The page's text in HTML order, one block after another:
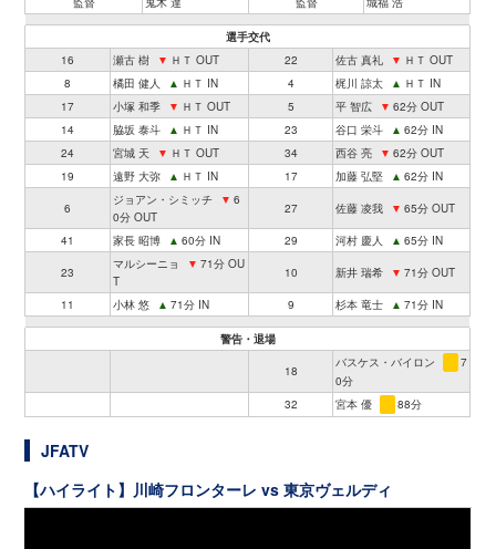
選手交代
16
瀬古 樹 ▼ ＨＴ OUT 22 佐古 真礼 ▼ ＨＴ OUT
8
橘田 健人 ▲ ＨＴ IN 4 梶川 諒太 ▲ ＨＴ IN
17
小塚 和季 ▼ ＨＴ OUT 5 平 智広 ▼ 62分 OUT
14
脇坂 泰斗 ▲ ＨＴ IN 23 谷口 栄斗 ▲ 62分 IN
24
宮城 天 ▼ ＨＴ OUT 34 西谷 亮 ▼ 62分 OUT
19
遠野 大弥 ▲ ＨＴ IN 17 加藤 弘堅 ▲ 62分 IN
6
ジョアン・シミッチ ▼ 6
0分 OUT
27 佐藤 凌我 ▼ 65分 OUT
41 家長 昭博 ▲ 60分 IN 29 河村 慶人 ▲ 65分 IN
23
マルシーニョ ▼ 71分 OU
T
10 新井 瑞希 ▼ 71分 OUT
11 小林 悠 ▲ 71分 IN 9 杉本 竜士 ▲ 71分 IN
警告・退場
18
バスケス・バイロン
7
0分
32
宮本 優 88分
JFATV
【ハイライト】川崎フロンターレ vs 東京ヴェルディ